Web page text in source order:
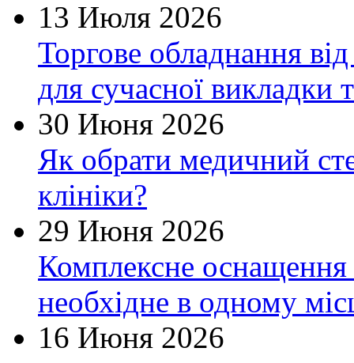
13 Июля 2026
Торгове обладнання
для сучасної викладки
30 Июня 2026
Як обрати медичний
клініки?
29 Июня 2026
Комплексне оснащення
необхідне в одному
16 Июня 2026